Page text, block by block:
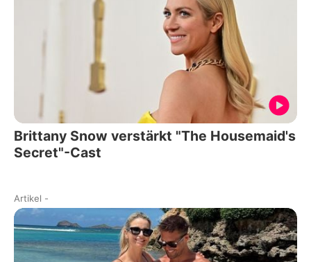
Brittany Snow verstärkt "The Housemaid's
Secret"-Cast
Artikel -